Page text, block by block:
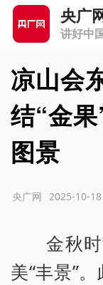
央广
讲好中
凉山会
结“金
图景
2025-10-
央广网
金秋
美“丰景”